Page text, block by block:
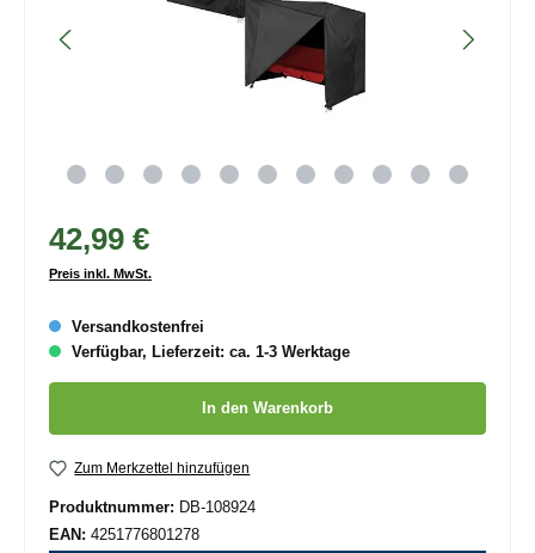
42,99 €
Preis inkl. MwSt.
Versandkostenfrei
Verfügbar, Lieferzeit: ca. 1-3 Werktage
In den Warenkorb
Zum Merkzettel hinzufügen
Produktnummer: DB-108924
EAN: 4251776801278